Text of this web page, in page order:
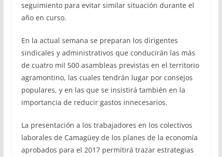
seguimiento para evitar similar situación durante el
año en curso.
En la actual semana se preparan los dirigentes
sindicales y administrativos que conducirán las más
de cuatro mil 500 asambleas previstas en el territorio
agramontino, las cuales tendrán lugar por consejos
populares, y en las que se insistirá también en la
importancia de reducir gastos innecesarios.
La presentación a los trabajadores en los colectivos
laborales de Camagüey de los planes de la economía
aprobados para el 2017 permitirá trazar estrategias